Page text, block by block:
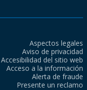
Aspectos legales
Aviso de privacidad
Accesibilidad del sitio web
Acceso a la información
Alerta de fraude
Presente un reclamo